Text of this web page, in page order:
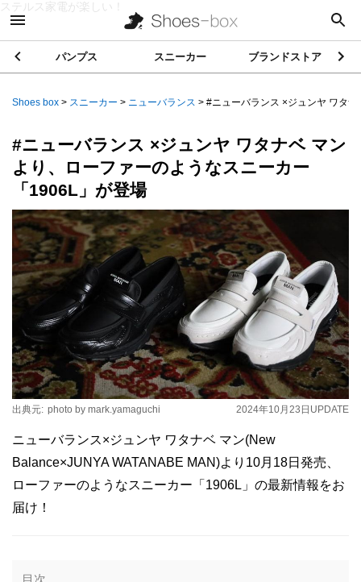
ステルス家電が楽しい！
パンプス スニーカー ブランドストア
Shoes box > スニーカー > ニューバランス > #ニューバランス ×ジュンヤ ワタナ
#ニューバランス ×ジュンヤ ワタナベ マン
より、ローファーのようなスニーカー
「1906L」が登場
2024年10月23日 UPDATE
出典元: photo by mark.yamaguchi
ニューバランス×ジュンヤ ワタナベ マン(New
Balance×JUNYA WATANABE MAN)より10月18日発売、
ローファーのようなスニーカー「1906L」の最新情報をお
届け！